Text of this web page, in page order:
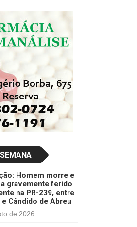
Homem morre e
gravemente ferido
na PR-239, entre
e Cândido de Abreu
de 2026